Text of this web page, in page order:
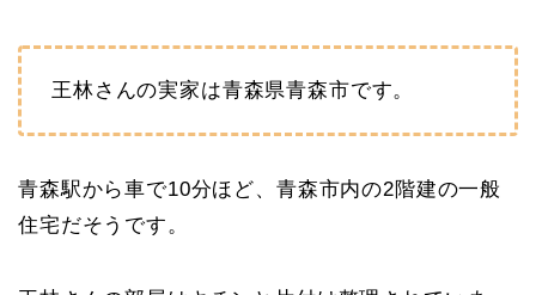
王林さんの実家は青森県青森市です。
青森駅から車で10分ほど、青森市内の2階建の一般
住宅だそうです。